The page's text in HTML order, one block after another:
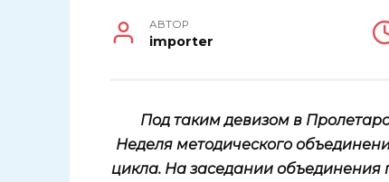
АВТОР
importer
Под таким девизом в
Неделя методического
цикла. На заседании объединения